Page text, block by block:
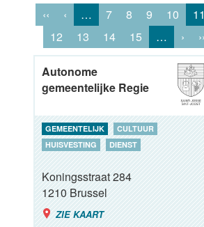
‹‹
‹ … 7 8 9 10
11
12
13 14 15 … › ››
Autonome
gemeentelijke Regie
GEMEENTELIJK
CULTUUR
HUISVESTING
DIENST
Koningsstraat 284
1210Brussel
ZIE KAART